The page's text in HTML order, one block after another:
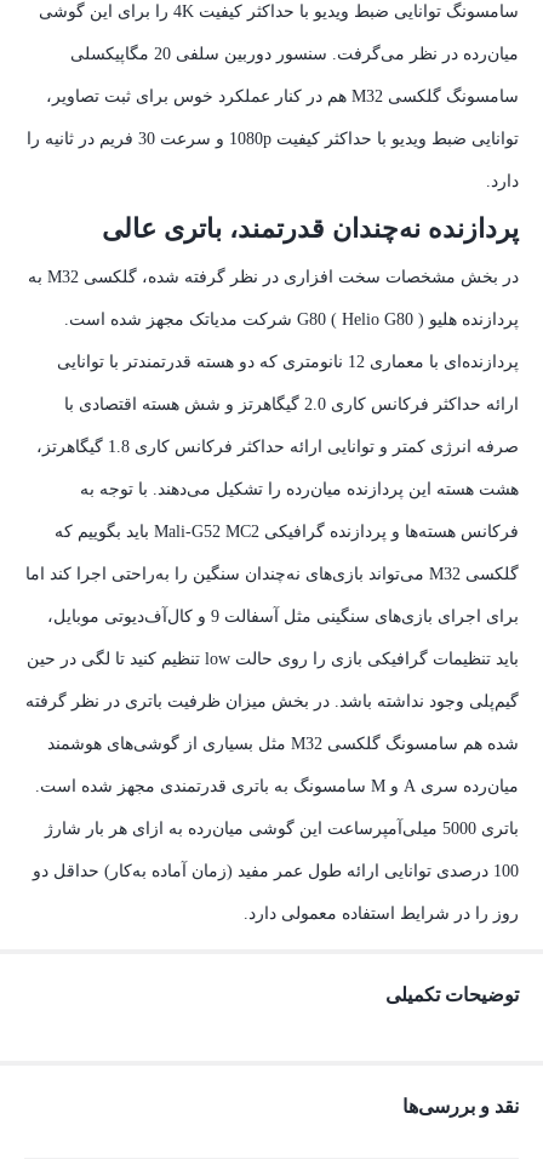
سامسونگ توانایی ضبط ویدیو با حداکثر کیفیت 4K را برای این گوشی
میان‌رده در نظر می‌گرفت. سنسور دوربین سلفی 20 مگاپیکسلی
سامسونگ گلکسی M32 هم در کنار عملکرد خوس برای ثبت تصاویر،
توانایی ضبط ویدیو با حداکثر کیفیت 1080p و سرعت 30 فریم در ثانیه را
دارد.
پردازنده نه‌چندان قدرتمند، باتری عالی
در بخش مشخصات سخت افزاری در نظر گرفته شده، گلکسی M32 به
پردازنده هلیو G80 ( Helio G80 ) شرکت مدیاتک مجهز شده است.
پردازنده‌ای با معماری 12 نانومتری که دو هسته قدرتمند‌تر با توانایی
ارائه حداکثر فرکانس کاری 2.0 گیگاهرتز و شش هسته اقتصادی با
صرفه انرژی کمتر و توانایی ارائه حداکثر فرکانس کاری 1.8 گیگاهرتز،
هشت هسته این پردازنده میان‌رده را تشکیل می‌دهند. با توجه به
فرکانس هسته‌ها و پردازنده گرافیکی Mali-G52 MC2 باید بگوییم که
گلکسی M32 می‌تواند بازی‌های نه‌چندان سنگین را به‌راحتی اجرا کند اما
برای اجرای بازی‌های سنگینی مثل آسفالت 9 و کال‌آف‌دیوتی موبایل،
باید تنظیمات گرافیکی بازی را روی حالت low تنظیم کنید تا لگی در حین
گیم‌پلی وجود نداشته باشد. در بخش میزان ظرفیت باتری در نظر گرفته
شده هم سامسونگ گلکسی M32 مثل بسیاری از گوشی‌های هوشمند
میان‌رده سری A و M‌ سامسونگ به باتری قدرتمندی مجهز شده است.
باتری 5000 میلی‌آمپر‌ساعت این گوشی میان‌رده به ازای هر بار شارژ
100 درصدی توانایی ارائه طول عمر مفید (زمان آماده به‌کار) حداقل دو
روز را در شرایط استفاده معمولی دارد.
توضیحات تکمیلی
نقد و بررسی‌ها